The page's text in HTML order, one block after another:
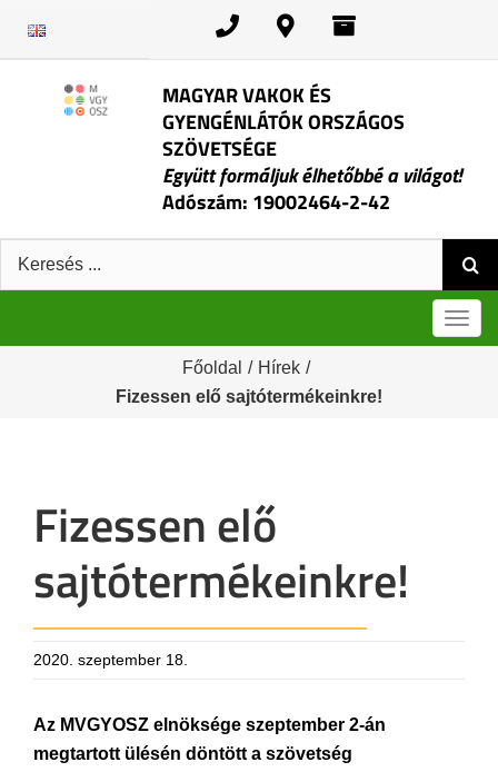
MAGYAR VAKOK ÉS
GYENGÉNLÁTÓK ORSZÁGOS
SZÖVETSÉGE
Együtt formáljuk élhetőbbé a világot!
Adószám: 19002464-2-42
Keresés:
Főoldal / Hírek /
Fizessen elő sajtótermékeinkre!
Fizessen elő
sajtótermékeinkre!
2020. szeptember 18.
Az MVGYOSZ elnöksége szeptember 2-án
megtartott ülésén döntött a szövetség